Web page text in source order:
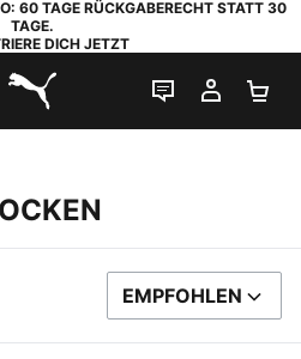
60 TAGE RÜCKGABERECHT STATT 30
TAGE.
DICH JETZT
PUMA.com
LIVE-CHAT
MEIN
SORTIEREN NACH
EMPFOHLEN